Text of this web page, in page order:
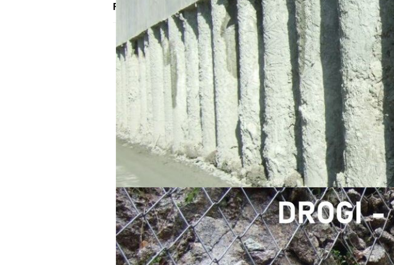
RIDII na III Kongresie Geoinżynierii i Budownictwa Podziemnego